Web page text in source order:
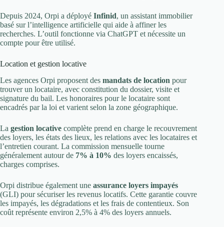
Depuis 2024, Orpi a déployé Infinid, un assistant immobilier
basé sur l’intelligence artificielle qui aide à affiner les
recherches. L’outil fonctionne via ChatGPT et nécessite un
compte pour être utilisé.
Location et gestion locative
Les agences Orpi proposent des mandats de location pour
trouver un locataire, avec constitution du dossier, visite et
signature du bail. Les honoraires pour le locataire sont
encadrés par la loi et varient selon la zone géographique.
La gestion locative complète prend en charge le recouvrement
des loyers, les états des lieux, les relations avec les locataires et
l’entretien courant. La commission mensuelle tourne
généralement autour de 7% à 10% des loyers encaissés,
charges comprises.
Orpi distribue également une assurance loyers impayés
(GLI) pour sécuriser les revenus locatifs. Cette garantie couvre
les impayés, les dégradations et les frais de contentieux. Son
coût représente environ 2,5% à 4% des loyers annuels.